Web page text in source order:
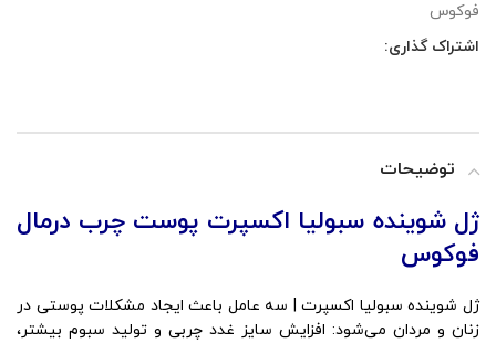
فوکوس
اشتراک گذاری:
توضیحات
ژل شوینده سبولیا اکسپرت پوست چرب درمال
فوکوس
ژل شوینده سبولیا اکسپرت | سه عامل باعث ایجاد مشکلات پوستی در
زنان و مردان می‌شود: افزایش سایز غدد چربی و تولید سبوم بیشتر،